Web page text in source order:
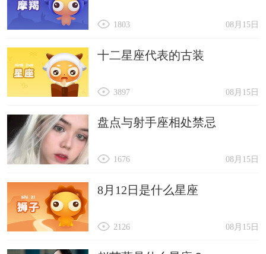
08月15日
1803
十二星座代表的古装
08月15日
3897
盘点与射手座相处禁忌
08月15日
1676
8月12日是什么星座
08月15日
2126